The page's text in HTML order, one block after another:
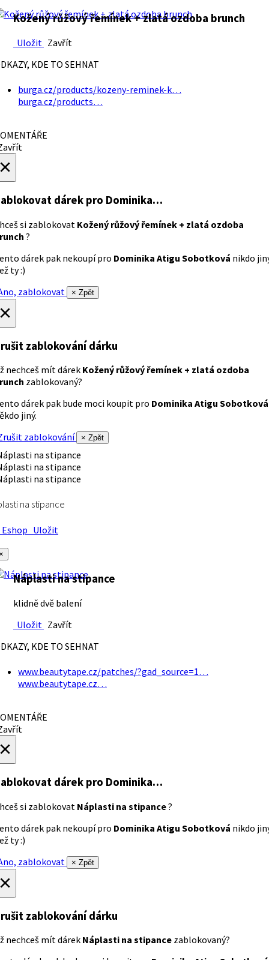
Kožený růžový řemínek + zlatá ozdoba brunch
Uložit Zavřít
KDE TO SEHNAT
burga.cz/products/kozeny-reminek-k…
burga.cz/products…
dárek pro Dominika…
si zablokovat Kožený růžový řemínek + zlatá ozdoba
?
dárek pak nekoupí pro Dominika Atigu Sobotková nikdo
ty :)
zablokovat
× Zpět
zablokování dárku
nechceš mít dárek Kožený růžový řemínek + zlatá ozdoba
zablokovaný?
dárek pak bude moci koupit pro Dominika Atigu Sobotková
jiný.
zablokování
× Zpět
na stipance
Uložit
Náplasti na stipance
klidně dvě balení
Uložit Zavřít
KDE TO SEHNAT
www.beautytape.cz/patches/?gad_source=1…
www.beautytape.cz…
dárek pro Dominika…
si zablokovat Náplasti na stipance?
dárek pak nekoupí pro Dominika Atigu Sobotková nikdo
ty :)
zablokovat
× Zpět
zablokování dárku
nechceš mít dárek Náplasti na stipance zablokovaný?